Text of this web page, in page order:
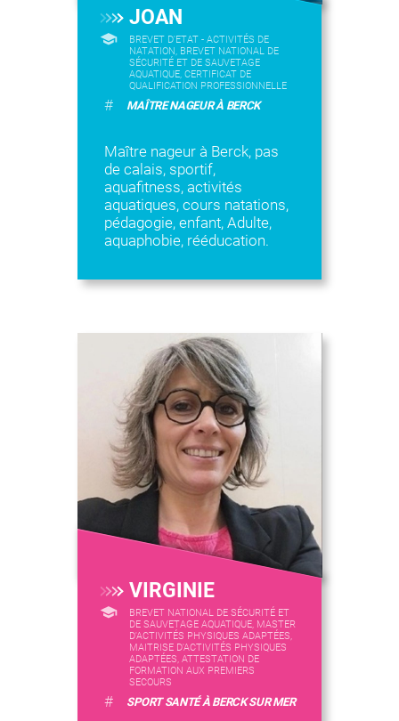
JOAN
BREVET D'ETAT - ACTIVITÉS DE
NATATION, BREVET NATIONAL DE
SÉCURITÉ ET DE SAUVETAGE
AQUATIQUE, CERTIFICAT DE
QUALIFICATION PROFESSIONNELLE
# MAÎTRE NAGEUR À BERCK
Maître nageur à Berck, pas
de calais, sportif,
aquafitness, activités
aquatiques, cours natations,
pédagogie, enfant, Adulte,
aquaphobie, rééducation.
VIRGINIE
BREVET NATIONAL DE SÉCURITÉ ET
DE SAUVETAGE AQUATIQUE, MASTER
D'ACTIVITÉS PHYSIQUES ADAPTÉES,
MAITRISE D'ACTIVITÉS PHYSIQUES
ADAPTÉES, ATTESTATION DE
FORMATION AUX PREMIERS
SECOURS
# SPORT SANTÉ À BERCK SUR MER